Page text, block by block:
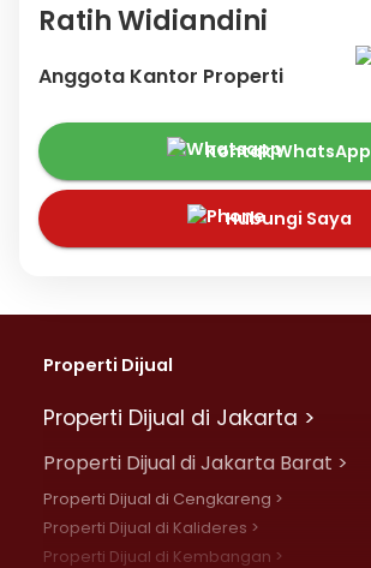
Ratih Widiandini
Anggota Kantor Properti
Kontak WhatsApp
Hubungi Saya
Properti Dijual
Properti Dijual di Jakarta >
Properti Dijual di Jakarta Barat >
Properti Dijual di Cengkareng >
Properti Dijual di Kalideres >
Properti Dijual di Kembangan >